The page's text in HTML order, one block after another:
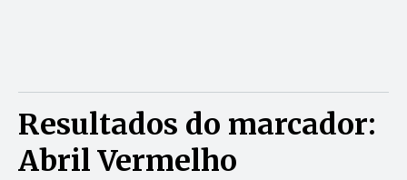
Resultados do marcador:
Abril Vermelho